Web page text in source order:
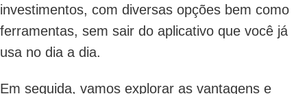
investimentos, com diversas opções bem como
ferramentas, sem sair do aplicativo que você já
usa no dia a dia.
Em seguida, vamos explorar as vantagens e